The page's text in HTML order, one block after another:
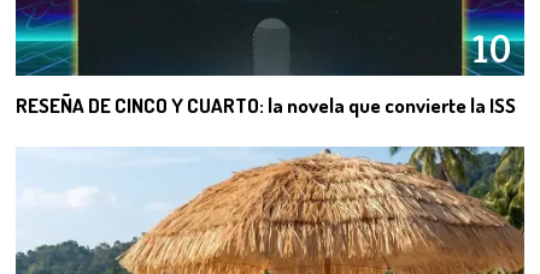
10
RESEÑA DE CINCO Y CUARTO: la novela que convierte la ISS